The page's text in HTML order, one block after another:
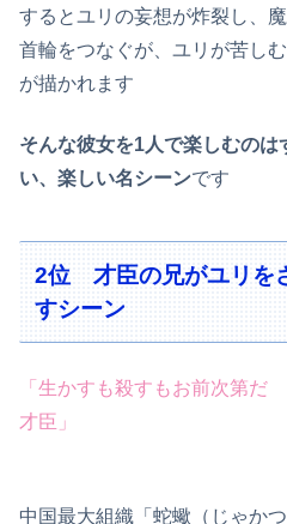
するとユリの妄想が炸裂し、
首輪をつなぐが、ユリが苦し
が描かれます
そんな彼女を1人で楽しむの
い、楽しい名シーンです
2位 才臣の兄がユリを
すシーン
「生かすも殺すもお前次第だ
才臣」
中国最大組織「蛇蠍（じゃか